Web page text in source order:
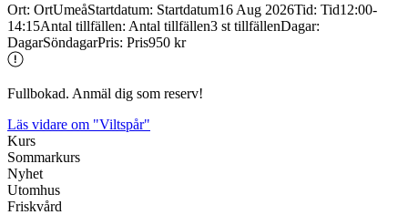
Ort: OrtUmeåStartdatum: Startdatum16 Aug 2026Tid: Tid12:00-
14:15Antal tillfällen: Antal tillfällen3 st tillfällenDagar:
DagarSöndagarPris: Pris950 kr
Fullbokad. Anmäl dig som reserv!
Läs vidare om "Viltspår"
Kurs
Sommarkurs
Nyhet
Utomhus
Friskvård